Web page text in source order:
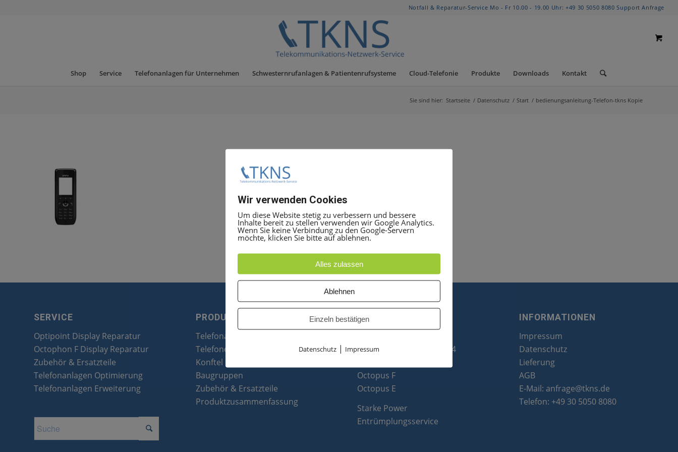
Notfall & Reparatur-Service Mo - Fr 10.00 - 19.00 Uhr: +49 30 5050 8080 Support Anfrage
Shop Service Telefonanlagen für Unternehmen Schwesternrufanlagen & Patientenrufsysteme Cloud-Telefonie Produkte Downloads Kontakt
Sie sind hier: Startseite / Datenschutz / Start / bedienungsanleitung-Telefon-tkns Kopie
SERVICE
Optipoint Display Reparatur
Octophon F Display Reparatur
Zubehör & Ersatzteile
Telefonanlagen Optimierung
Telefonanlagen Erweiterung
PRODUKTE
Telefonanlagen
Telefone
Konftel Konferenztelefone
Baugruppen
Zubehör & Ersatzteile
Produktzusammenfassung
PARTNER
Telefonanlagen Service 24
Octopus F
Octopus E
Starke Power
Entrümplungsservice
INFORMATIONEN
Impressum
Datenschutz
Lieferung
AGB
E-Mail: anfrage@tkns.de
Telefon: +49 30 5050 8080
Wir verwenden Cookies
Um diese Website stetig zu verbessern und bessere
Inhalte bereit zu stellen verwenden wir Google Analytics.
Wenn Sie keine Verbindung zu den Google-Servern
möchte, klicken Sie bitte auf ablehnen.
Alles zulassen
Ablehnen
Einzeln bestätigen
Datenschutz | Impressum